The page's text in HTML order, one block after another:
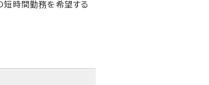
短時間勤務を希望する